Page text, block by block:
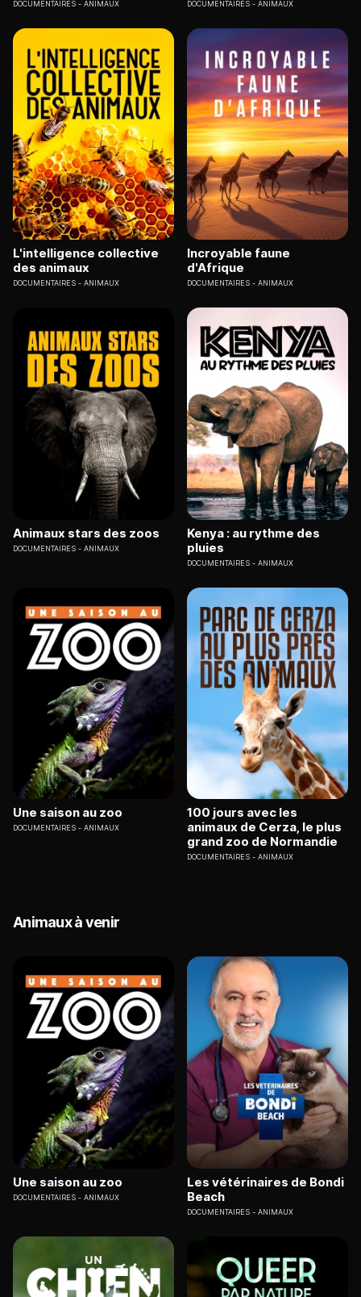
DOCUMENTAIRES ANIMAUX DOCUMENTAIRES ANIMAUX
L'intelligence collective
des animaux
DOCUMENTAIRES ANIMAUX
Incroyable faune
d'Afrique
DOCUMENTAIRES ANIMAUX
Animaux stars des zoos
DOCUMENTAIRES ANIMAUX
Kenya : au rythme des
pluies
DOCUMENTAIRES ANIMAUX
Une saison au zoo
DOCUMENTAIRES ANIMAUX
100 jours avec les
animaux de Cerza, le plus
grand zoo de Normandie
DOCUMENTAIRES ANIMAUX
Animaux à venir
Une saison au zoo
DOCUMENTAIRES ANIMAUX
Les vétérinaires de Bondi
Beach
DOCUMENTAIRES ANIMAUX